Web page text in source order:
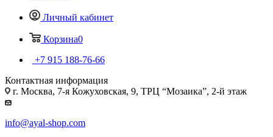
Личный кабинет
Корзина0
+7 915 188-76-66
Контактная информация
г. Москва, 7-я Кожуховская, 9, ТРЦ “Мозаика”, 2-й этаж
info@ayal-shop.com